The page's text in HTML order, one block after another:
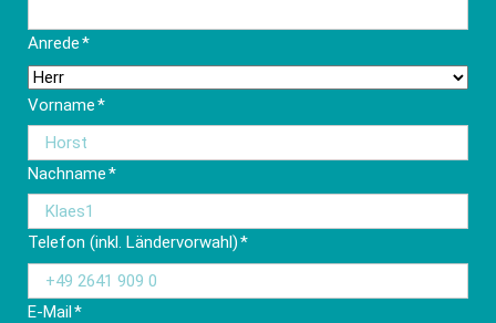
Pflichtfeld
Anrede*
Pflichtfeld
Vorname*
Pflichtfeld
Nachname*
Pflichtfeld
Telefon (inkl. Ländervorwahl)*
Pflichtfeld
E-Mail*